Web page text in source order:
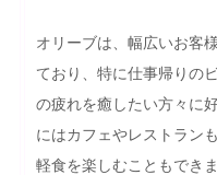
オリーブは、幅広いお客
ており、特に仕事帰りの
の疲れを癒したい方々に
にはカフェやレストラン
軽食を楽しむこともでき